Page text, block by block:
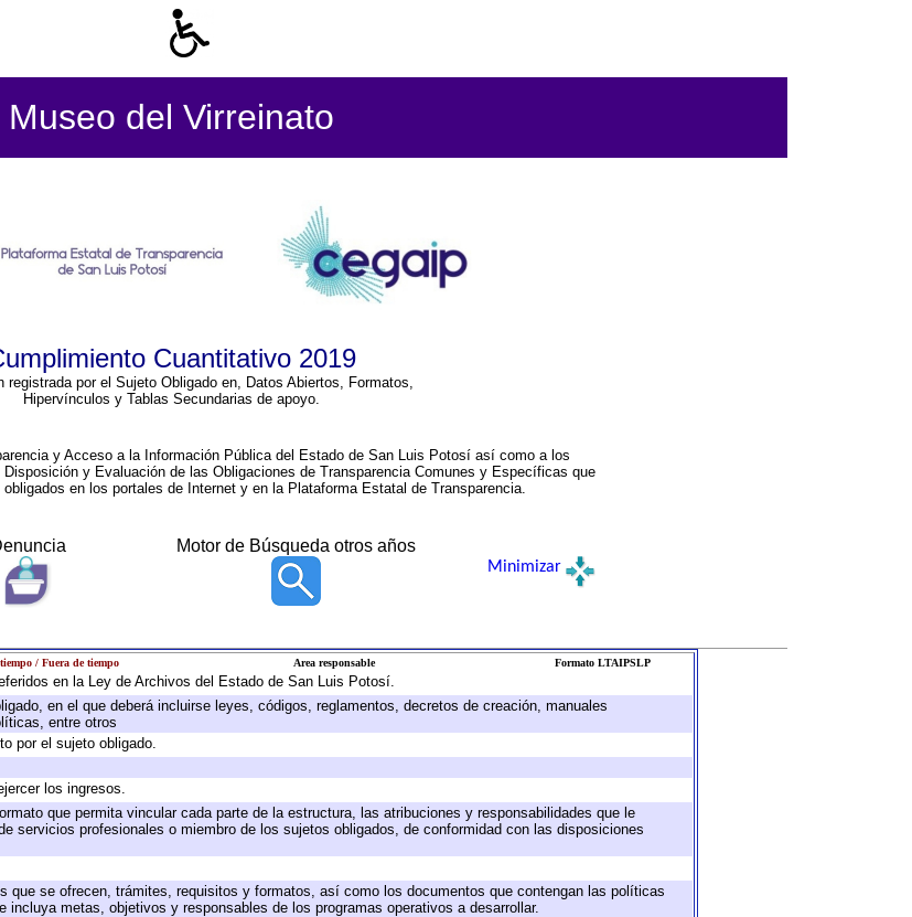
Museo del Virreinato
Cuantitativo 2019
registrada por el Sujeto Obligado en, Datos Abiertos, Formatos,
Hipervínculos y Tablas Secundarias de apoyo.
y Acceso a la Información Pública del Estado de San Luis Potosí así como a los
y Evaluación de las Obligaciones de Transparencia Comunes y Específicas que
en los portales de Internet y en la Plataforma Estatal de Transparencia.
Motor de Búsqueda otros años
Minimizar
/ Fuera de tiempo Area responsable Formato LTAIPSLP
en la Ley de Archivos del Estado de San Luis Potosí.
en el que deberá incluirse leyes, códigos, reglamentos, decretos de creación, manuales
entre otros
por el sujeto obligado.
los ingresos.
que permita vincular cada parte de la estructura, las atribuciones y responsabilidades que le
servicios profesionales o miembro de los sujetos obligados, de conformidad con las disposiciones
que se ofrecen, trámites, requisitos y formatos, así como los documentos que contengan las políticas
incluya metas, objetivos y responsables de los programas operativos a desarrollar.